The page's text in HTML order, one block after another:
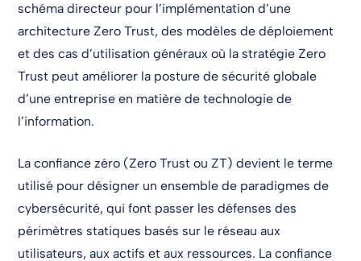
schéma directeur pour l’implémentation d’une
architecture Zero Trust, des modèles de déploiement
et des cas d’utilisation généraux où la stratégie Zero
Trust peut améliorer la posture de sécurité globale
d’une entreprise en matière de technologie de
l’information.
La confiance zéro (Zero Trust ou ZT) devient le terme
utilisé pour désigner un ensemble de paradigmes de
cybersécurité, qui font passer les défenses des
périmètres statiques basés sur le réseau aux
utilisateurs, aux actifs et aux ressources. La confiance